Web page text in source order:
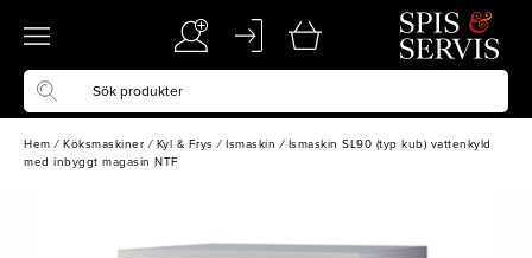
Hem / Köksmaskiner / Kyl & Frys / Ismaskin / Ismaskin SL90 (typ kub) vattenkyld
med inbyggt magasin NTF